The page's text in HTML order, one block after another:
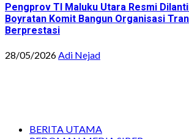
Pengprov TI Maluku Utara Resmi
Boyratan Komit Bangun Organisasi
Berprestasi
28/05/2026Adi Nejad
BERITA UTAMA